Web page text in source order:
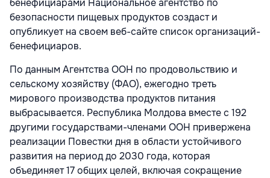
бенефициарами Национальное агентство по
безопасности пищевых продуктов создаст и
опубликует на своем веб-сайте список организаций-
бенефициаров.
По данным Агентства ООН по продовольствию и
сельскому хозяйству (ФАО), ежегодно треть
мирового производства продуктов питания
выбрасывается. Республика Молдова вместе с 192
другими государствами-членами ООН привержена
реализации Повестки дня в области устойчивого
развития на период до 2030 года, которая
объединяет 17 общих целей, включая сокращение